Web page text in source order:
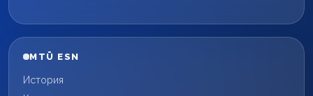
MTÜ ESN
История